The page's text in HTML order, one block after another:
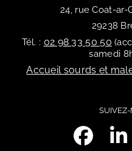
24, rue Coat-ar-
29238
Tél. : 02 98 33 50 50
samedi
Accueil sourds et
SUIVEZ-